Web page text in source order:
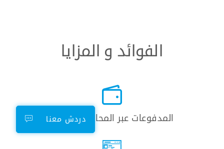
الفوائد و المزايا
المدفوعات عبر المحافظ الرقمية
دردش معنا